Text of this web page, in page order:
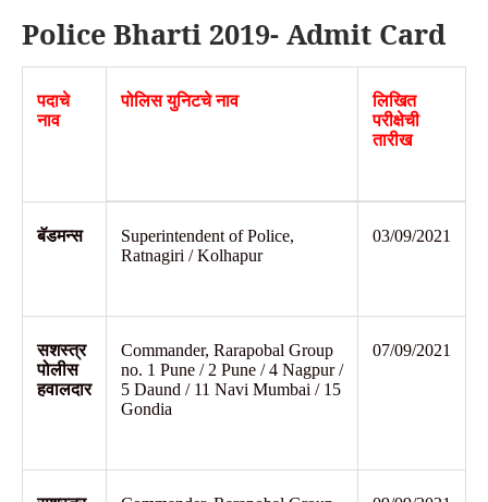
Police Bharti 2019- Admit Card
पदाचे
नाव
पोलिस युनिटचे नाव
लिखित
परीक्षेची
तारीख
बॅडमन्स
Superintendent of Police,
Ratnagiri / Kolhapur
03/09/2021
सशस्त्र
पोलीस
हवालदार
Commander, Rarapobal Group
no. 1 Pune / 2 Pune / 4 Nagpur /
5 Daund / 11 Navi Mumbai / 15
Gondia
07/09/2021